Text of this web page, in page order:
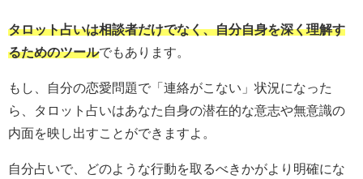
タロット占いは相談者だけでなく、自分自身を深く理解す
るためのツールでもあります。
もし、自分の恋愛問題で「連絡がこない」状況になった
ら、タロット占いはあなた自身の潜在的な意志や無意識の
内面を映し出すことができますよ。
自分占いで、どのような行動を取るべきかがより明確にな